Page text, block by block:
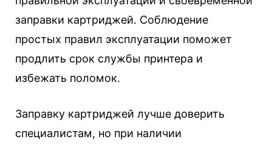
заправки картриджей. Соблюдение
простых правил эксплуатации поможет
продлить срок службы принтера и
избежать поломок.
Заправку картриджей лучше доверить
специалистам, но при наличии